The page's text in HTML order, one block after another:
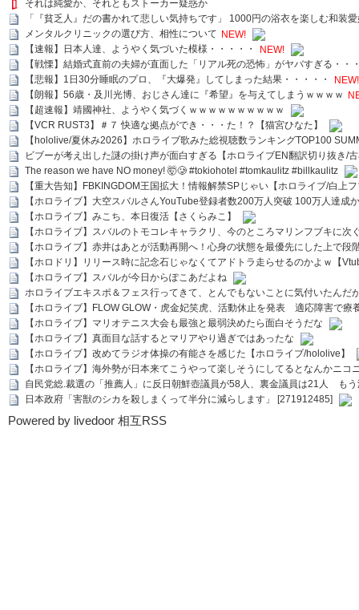
それは純愛か、それともストーカー疑惑か
「『貧乏人』だの書かれて悲しい気持ちです」 1000円の浴衣を楽しむ和装
メンタルクリニックの選び方、相性について NEW!
【速報】日本人達、ようやく気づいた模様・・・・・
NEW!
【戦慄】結婚式直前の夫婦が直面した「リアル死の恐怖」がヤバすぎる・・
【悲報】1日30分睡眠のプロ、『大爆発』してしまった結果・・・・・
NEW!
【朗報】56歳・及川光博、おじさん達に『希望』を与えてしまうｗｗｗｗ
【超速報】靖國神社、ようやく気づくｗｗｗｗｗｗｗｗｗｗ
【VCR RUST3】＃７ 快適な拠点ができ・・・た！？【猫宮ひなた】
【hololive/夏休み2026】ホロライブ歌みた総視聴数ランキングTOP100
ビブーが考え出した謎の掛け声が面白すぎる【ホロライブEN翻訳切り抜き/
The reason we have NO money! 🤯🥲 #tokiohotel #tomkaulitz #billkaulitz
【重大告知】FBKINGDOM王国拡大！情報解禁SPじゃい【ホロライブ/白上
【ホロライブ】大空スバルさんYouTube登録者数200万人突破 100万人達成
【ホロライブ】みこち、本日復活【さくらみこ】
【ホロライブ】スバルのトモコレキャラクリ、今のところマリンフブキに
【ホロライブ】赤井はあとが活動再開へ！心身の状態を最優先にした上で段
【ホロドリ】リリース時に記念石じゃなくてアドトラ走らせるのかよｗ【
【ホロライブ】スバルが今日からぽこあだよね
ホロライブエキスポ＆フェス行ってきて、とんでもないことに気付いたんだ
【ホロライブ】FLOW GLOW・虎金妃笑虎、活動休止を発表 適応障害で療
【ホロライブ】マリオテニス大会も最強と最弱決めたら面白そうだな
【ホロライブ】真面目な話するとマリアやり過ぎではあったな
【ホロライブ】改めてラジオ体操の有能さを感じた【ホロライブ/hololive】
【ホロライブ】海外勢が日本来てこうやって楽しそうにしてるとなんかニコ
自民党総.裁選の「推薦人」に反日朝鮮壺議員が58人、裏金議員は21人 も
日本政府「害獣のシカを殺しまくって半分に減らします」 [271912485]
Powered by livedoor 相互RSS